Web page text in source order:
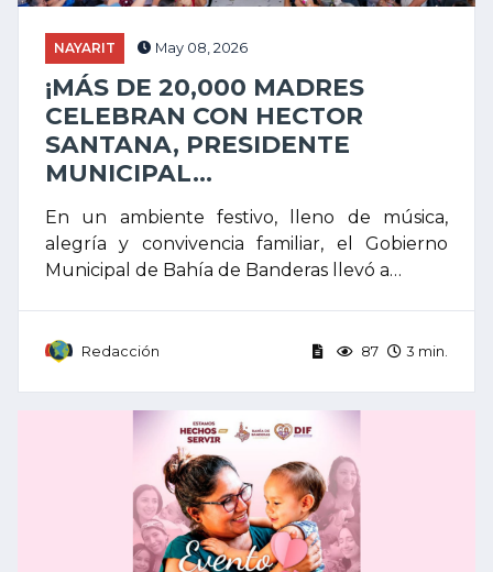
NAYARIT May 08, 2026
¡MÁS DE 20,000 MADRES
CELEBRAN CON HECTOR
SANTANA, PRESIDENTE
MUNICIPAL...
En un ambiente festivo, lleno de música,
alegría y convivencia familiar, el Gobierno
Municipal de Bahía de Banderas llevó a…
Redacción 87 3 min.